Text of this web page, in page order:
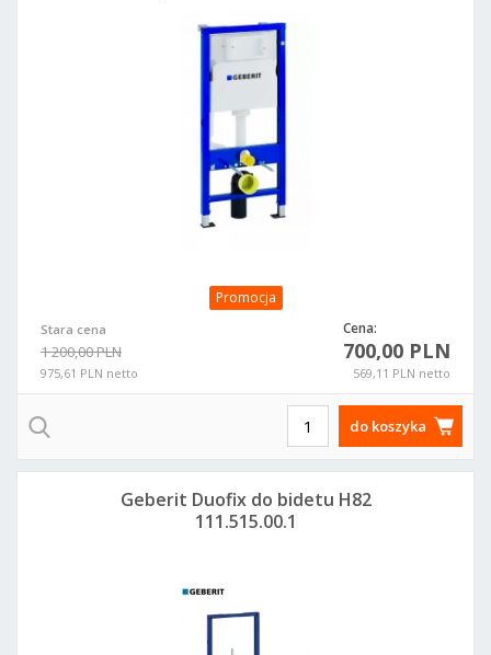
Promocja
Stara cena
1 200,00 PLN
975,61 PLN netto
Cena:
700,00 PLN
569,11 PLN netto
do koszyka
Geberit Duofix do bidetu H82
111.515.00.1